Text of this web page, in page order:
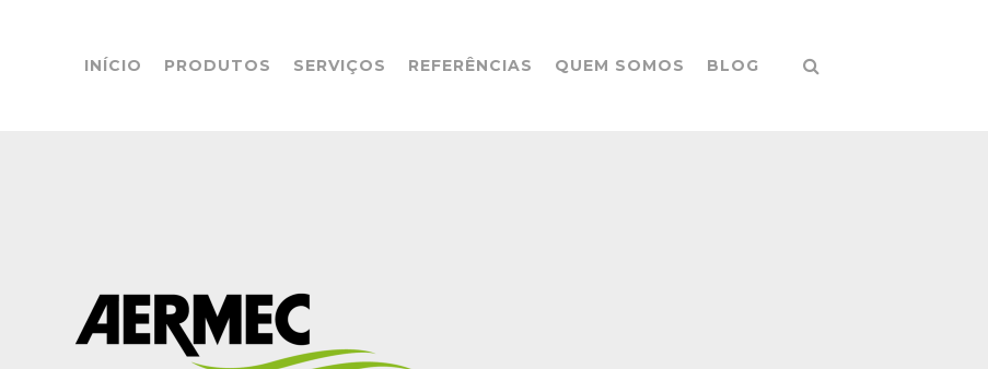
INÍCIO PRODUTOS SERVIÇOS REFERÊNCIAS QUEM SOMOS BLOG